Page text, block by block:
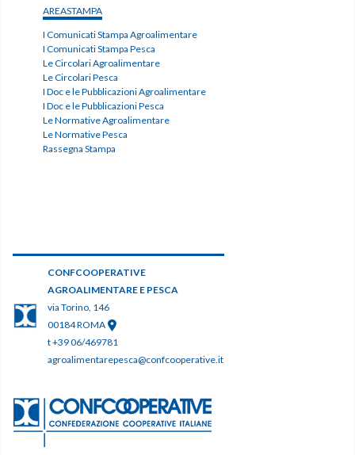
CONFCOOPERATIVE
AGROALIMENTARE E PESCA
via Torino, 146
00184 ROMA
t +39 06/469781
agroalimentarepesca@confcooperative.it
AREASTAMPA
I Comunicati Stampa Agroalimentare
I Comunicati Stampa Pesca
Le Circolari Agroalimentare
Le Circolari Pesca
I Doc e le Pubblicazioni Agroalimentare
I Doc e le Pubblicazioni Pesca
Le Normative Agroalimentare
Le Normative Pesca
Rassegna Stampa